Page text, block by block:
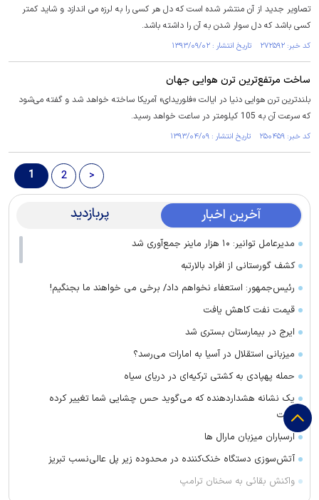
تصاویر جدید از آن منتشر شده است که دل هر کسی را به لرزه می اندازد و شاید کمتر
کسی باشد که دل سوار شدن به آن را داشته باشد.
کد خبر: ۲۷۲۵۹۲ تاریخ انتشار : ۱۳۹۳/۰۹/۰۲
ساخت مرتفع‌ترین ترن هوایی جهان
بلندترین ترن هوایی دنیا در ایالت «فلوریدای» آمریکا ساخته خواهد شد و گفته می‌شود
که سرعت آن به 105 کیلومتر در ساعت خواهد رسید.
کد خبر: ۲۵۰۴۵۹ تاریخ انتشار : ۱۳۹۳/۰۴/۰۹
1 2 >
آخرین اخبار پربازدید
مدیرعامل توانیر: ۱۰ هزار ماینر جمع‌آوری شد
کشف گورستانی از افراد بالارتبه
رئیس‌جمهور: استعفاء نخواهم داد/ برخی می خواهند ما بجنگیم!
قیمت نفت کاهش یافت
ایرج در بیمارستان بستری شد
میزبانی استقلال در آسیا به امارات می‌رسد؟
حمله پهپادی به کشتی ترکیه‌ای در دریای سیاه
یک نشانه هشداردهنده که می‌گوید حس چشایی شما تغییر کرده
است
ارسباران میزبان مارال ها
آتش‌سوزی دستگاه خنک‌کننده در محدوده زیر پل عالی‌نسب تبریز
واکنش بقائی به سخنان ترامپ